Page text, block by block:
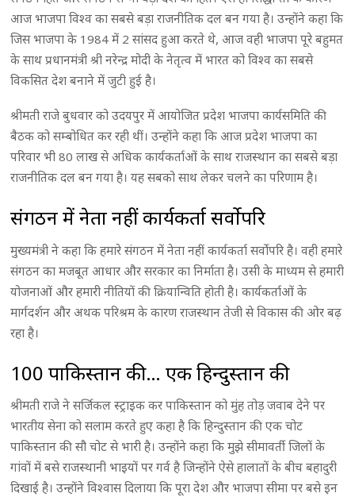
आज भाजपा विश्व का सबसे बड़ा राजनीतिक दल बन गया है। उन्होंने कहा कि
जिस भाजपा के 1984 में 2 सांसद हुआ करते थे, आज वही भाजपा पूरे बहुमत
के साथ प्रधानमंत्री श्री नरेन्द्र मोदी के नेतृत्व में भारत को विश्व का सबसे
विकसित देश बनाने में जुटी हुई है।
श्रीमती राजे बुधवार को उदयपुर में आयोजित प्रदेश भाजपा कार्यसमिति की
बैठक को सम्बोधित कर रही थीं। उन्होंने कहा कि आज प्रदेश भाजपा का
परिवार भी 80 लाख से अधिक कार्यकर्ताओं के साथ राजस्थान का सबसे बड़ा
राजनीतिक दल बन गया है। यह सबको साथ लेकर चलने का परिणाम है।
संगठन में नेता नहीं कार्यकर्ता सर्वोपरि
मुख्यमंत्री ने कहा कि हमारे संगठन में नेता नहीं कार्यकर्ता सर्वोपरि है। वही हमारे
संगठन का मजबूत आधार और सरकार का निर्माता है। उसी के माध्यम से हमारी
योजनाओं और हमारी नीतियों की क्रियान्विति होती है। कार्यकर्ताओं के
मार्गदर्शन और अथक परिश्रम के कारण राजस्थान तेजी से विकास की ओर बढ़
रहा है।
100 पाकिस्तान की… एक हिन्दुस्तान की
श्रीमती राजे ने सर्जिकल स्ट्राइक कर पाकिस्तान को मुंह तोड़ जवाब देने पर
भारतीय सेना को सलाम करते हुए कहा है कि हिन्दुस्तान की एक चोट
पाकिस्तान की सौ चोट से भारी है। उन्होंने कहा कि मुझे सीमावर्ती जिलों के
गांवों में बसे राजस्थानी भाइयों पर गर्व है जिन्होंने ऐसे हालातों के बीच बहादुरी
दिखाई है। उन्होंने विश्वास दिलाया कि पूरा देश और भाजपा सीमा पर बसे इन